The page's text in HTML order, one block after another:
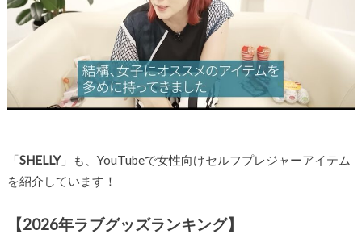
「SHELLY」も、YouTubeで女性向けセルフプレジャーアイテム
を紹介しています！
【2026年ラブグッズランキング】